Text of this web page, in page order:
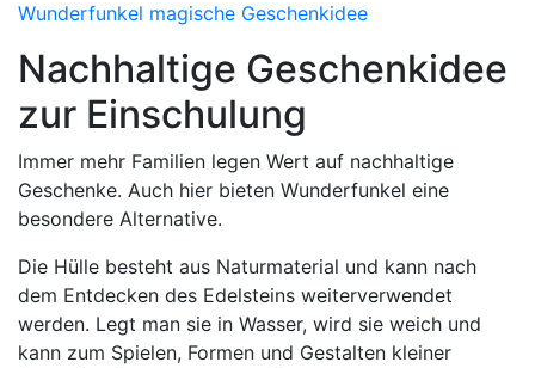
Wunderfunkel magische Geschenkidee
Nachhaltige Geschenkidee
zur Einschulung
Immer mehr Familien legen Wert auf nachhaltige
Geschenke. Auch hier bieten Wunderfunkel eine
besondere Alternative.
Die Hülle besteht aus Naturmaterial und kann nach
dem Entdecken des Edelsteins weiterverwendet
werden. Legt man sie in Wasser, wird sie weich und
kann zum Spielen, Formen und Gestalten kleiner